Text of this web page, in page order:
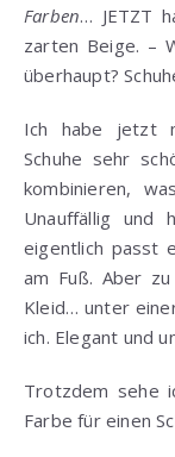
Farben… JETZT
zarten Beige. –
überhaupt?
Ich habe jetzt
Schuhe sehr
kombinieren,
Unauffällig und
eigentlich passt
am Fuß. Aber
Kleid… unter
ich. Elegant und
Trotzdem sehe
Farbe für einen